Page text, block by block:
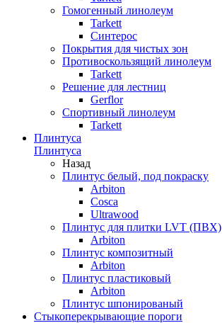
Гомогенный линолеум
Tarkett
Синтерос
Покрытия для чистых зон
Противоскользящий линолеум
Tarkett
Решение для лестниц
Gerflor
Спортивный линолеум
Tarkett
Плинтуса
Плинтуса
Назад
Плинтус белый, под покраску
Arbiton
Cosca
Ultrawood
Плинтус для плитки LVT (ПВХ)
Arbiton
Плинтус композитный
Arbiton
Плинтус пластиковый
Arbiton
Плинтус шпонированый
Стыкоперекрывающие пороги